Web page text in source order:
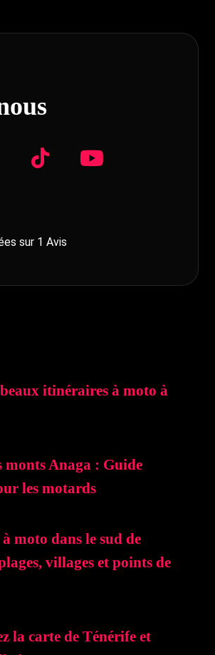
sur 1 Avis
itinéraires à moto à
monts Anaga : Guide
les motards
moto dans le sud de
villages et points de
la carte de Ténérife et